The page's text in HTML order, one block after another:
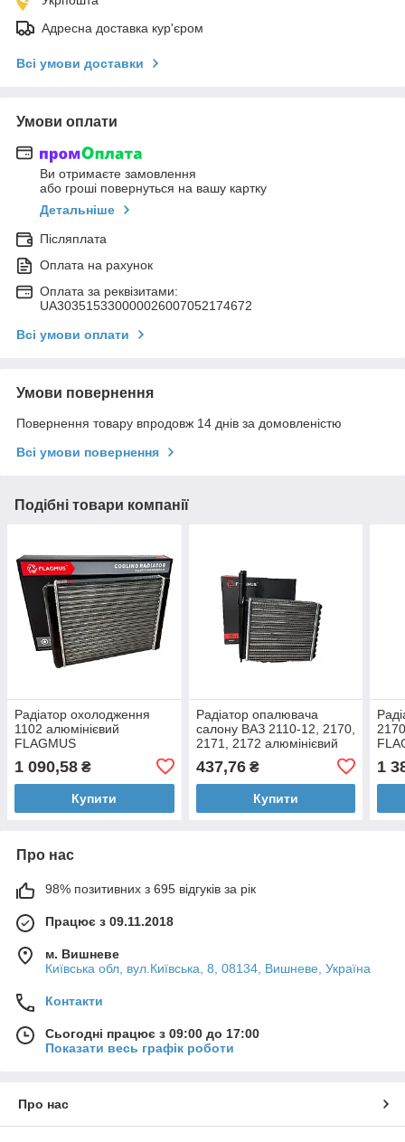
Адресна доставка кур'єром
Всі умови доставки
Умови оплати
Ви отримаєте замовлення
або гроші повернуться на вашу картку
Детальніше
Післяплата
Оплата на рахунок
Оплата за реквізитами:
UA303515330000026007052174672
Всі умови оплати
Умови повернення
Повернення товару впродовж 14 днів за домовленістю
Всі умови повернення
Подібні товари компанії
Радіатор охолодження
1102 алюмінієвий
FLAGMUS
1 090,58 ₴
Купити
Радіатор опалювача
салону ВАЗ 2110-12, 2170,
2171, 2172 алюмінієвий
FLAGMUS новач.обр.після
2003г
437,76₴
Купити
1
Про нас
98% позитивних з 695 відгуків за рік
Працює з 09.11.2018
м. Вишневе
Київська обл, вул.Київська, 8, 08134, Вишневе, Україна
Контакти
Сьогодні працює з 09:00 до 17:00
Показати весь графік роботи
Про нас